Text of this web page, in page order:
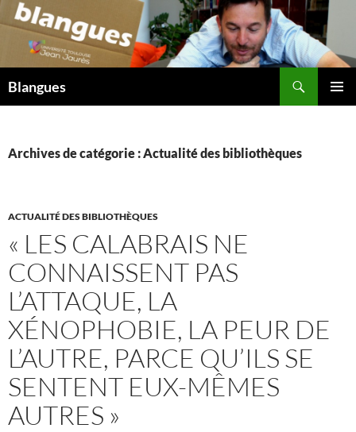
Aller
au
contenu
Blangues
Archives de catégorie : Actualité des bibliothèques
ACTUALITÉ DES BIBLIOTHÈQUES
« LES CALABRAIS NE
CONNAISSENT PAS
L’ATTAQUE, LA
XÉNOPHOBIE, LA PEUR DE
L’AUTRE, PARCE QU’ILS SE
SENTENT EUX-MÊMES
AUTRES »